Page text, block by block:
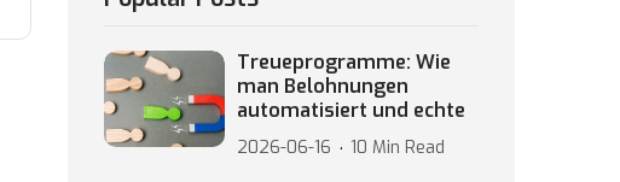
Treueprogramme: Wie
man Belohnungen
automatisiert und echte
2026-06-16 10 Min Read